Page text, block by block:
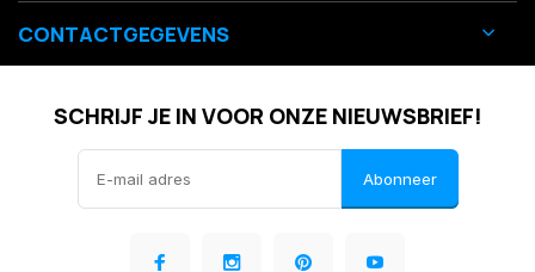
CONTACTGEGEVENS
SCHRIJF JE IN VOOR ONZE NIEUWSBRIEF!
Abonneer